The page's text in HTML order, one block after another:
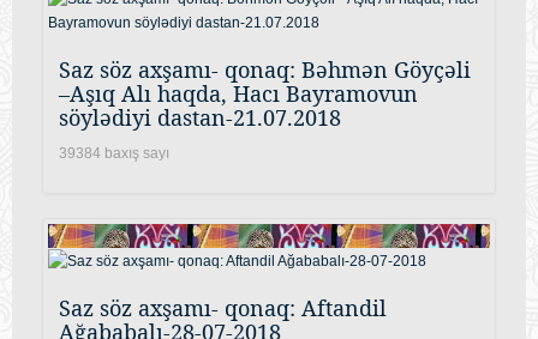
Saz söz axşamı- qonaq: Bəhmən Göyçəli
–Aşıq Alı haqda, Hacı Bayramovun
söylədiyi dastan-21.07.2018
39384 baxış sayı
Saz söz axşamı- qonaq: Aftandil
Ağababalı-28-07-2018